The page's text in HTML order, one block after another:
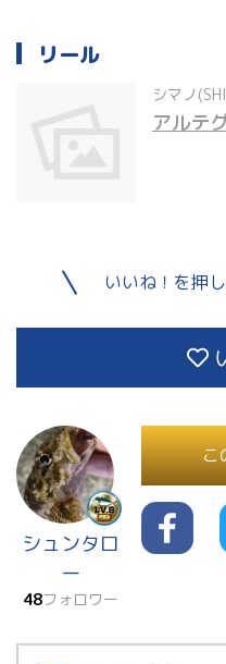
リール
シマノ
アルテ
いいね！を押
シュンタロ
ー
48フォロワー
こ